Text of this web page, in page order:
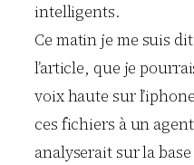
intelligents.
Ce matin je me suis
l’article, que je
voix haute sur
ces fichiers à un
analyserait sur la